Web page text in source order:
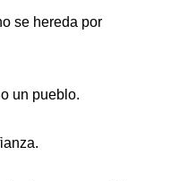
se hereda por
un pueblo.